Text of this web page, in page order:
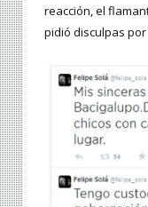
reacción, el
pidió disculpas